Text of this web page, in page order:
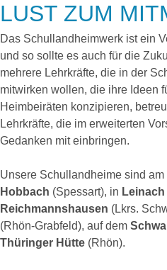
LUST ZUM
Das Schullandheimwerk ist ein
und so sollte es auch für die
mehrere Lehrkräfte, die in der
mitwirken wollen, die ihre Ideen
Heimbeiräten konzipieren,
Lehrkräfte, die im erweiterten
Gedanken mit einbringen.
Unsere Schullandheime sind am
Hobbach (Spessart), in Leinach
Reichmannshausen (Lkrs.
(Rhön-Grabfeld), auf dem
Thüringer Hütte (Rhön).